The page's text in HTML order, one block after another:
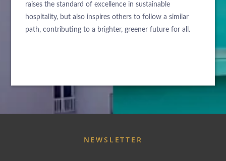
raises the standard of excellence in sustainable
hospitality, but also inspires others to follow a similar
path, contributing to a brighter, greener future for all.
NEWSLETTER
À PROPOS DE NOUS
PROMOTIONS SPÉCIALES